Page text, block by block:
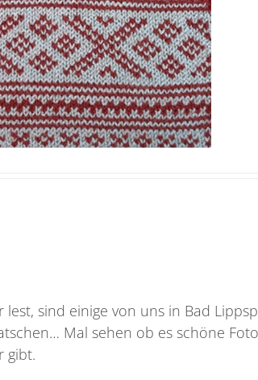
lest, sind einige von uns in Bad
Mal sehen ob es schöne
gibt.